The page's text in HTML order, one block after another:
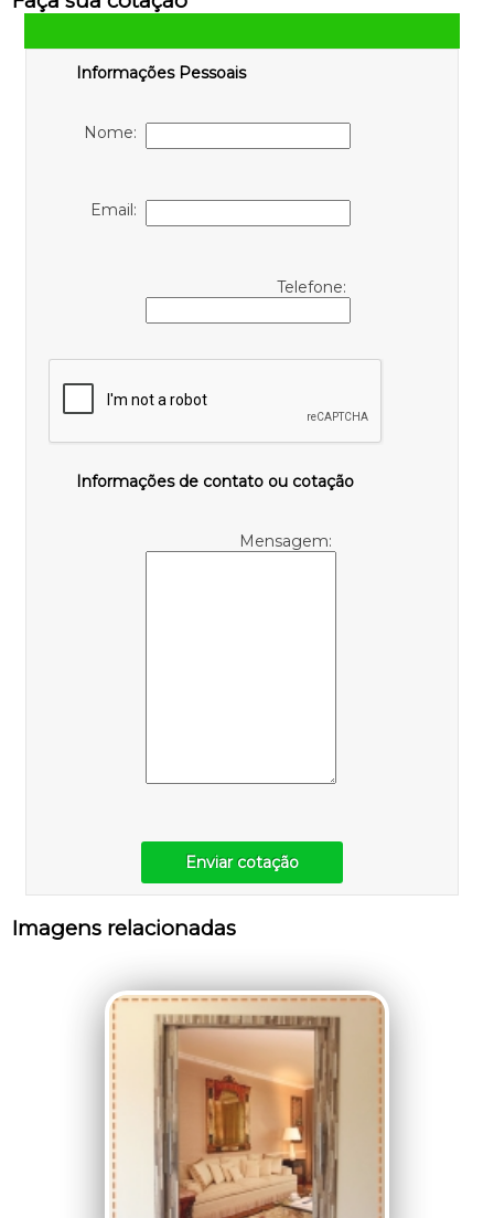
Informações Pessoais
Nome:
Email:
Telefone:
Informações de contato ou cotação
Mensagem:
Enviar cotação
Imagens relacionadas